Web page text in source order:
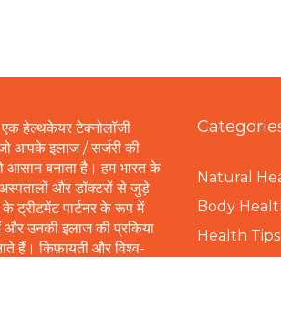
हेल्थकेयर टेक्नोलॉजी
आपके इलाज / सर्जरी की
आसान बनाता है। हम भारत के
और डॉक्टरों से जुड़े
के ट्रीटमेंट पार्टनर के रूप में
उनकी इलाज की प्रकिया
हैं। किफ़ायती और विश्व-
Natural
Body
Health